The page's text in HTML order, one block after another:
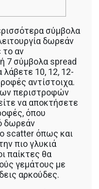
σύμβολα
δωρεάν
το αν
7 σύμβολα spread
10, 12, 12-
αντίστοιχα.
περιστροφών
να αποκτήσετε
όπου
δωρεάν
scatter όπως και
πιο γλυκιά
παίκτες θα
γεμάτους με
αρκούδες.